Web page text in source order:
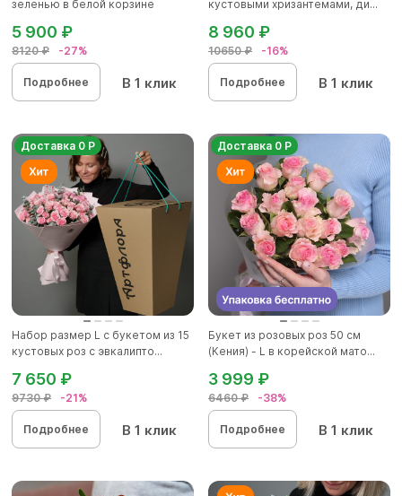
зеленью в белой корзине
8120 ₽ -27%
5 900 ₽
Подробнее В 1 клик
кустовыми хризантемами, ди...
10650 ₽ -16%
8 960 ₽
Подробнее В 1 клик
Доставка 0 Р
Набор размер L с букетом из 15
кустовых роз с эвкалипто...
9730 ₽ -21%
7 650 ₽
Подробнее В 1 клик
Доставка 0 Р
Букет из розовых роз 50 см
(Кения) - L в корейской мато...
6460 ₽ -38%
3 999 ₽
Подробнее В 1 клик